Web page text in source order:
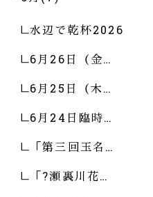
水辺で乾杯2026
6月26日（金…
6月25日（木…
6月24日臨時…
「第三回玉名…
「?瀬裏川花…